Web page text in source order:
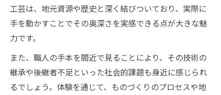
ものづくりの現場で感じる職人の本質とは
職人の現場から学ぶ静岡ものづくりの本質
ものづくり現場で知る職人の精神とこだわ
り
静岡市の職人現場実習で得られる学びと成
工芸は、地元資源や歴史と深く結びついており、実際に
手を動かすことでその奥深さを実感できる点が大きな魅
力です。
また、職人の手本を間近で見ることにより、その技術の
継承や後継者不足といった社会的課題も身近に感じられ
るでしょう。体験を通じて、ものづくりのプロセスや地